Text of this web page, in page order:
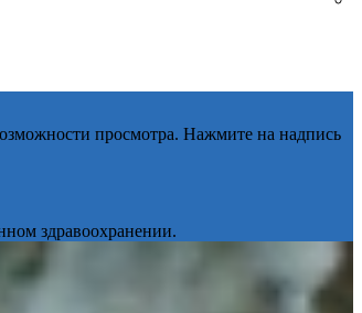
просмотра. Нажмите на надпись
здравоохранении.